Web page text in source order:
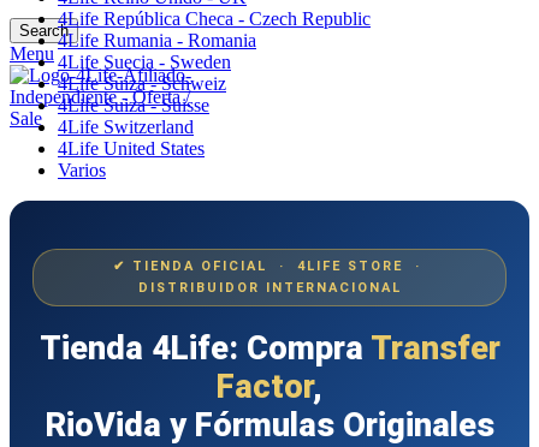
Search
Menu
4Life República Checa - Czech Republic
4Life Rumania - Romania
4Life Suecia - Sweden
4Life Suiza - Schweiz
4Life Suiza - Suisse
4Life Switzerland
4Life United States
Varios
✔ TIENDA OFICIAL · 4LIFE STORE ·
DISTRIBUIDOR INTERNACIONAL
Tienda 4Life: Compra Transfer
Factor,
RioVida y Fórmulas Originales